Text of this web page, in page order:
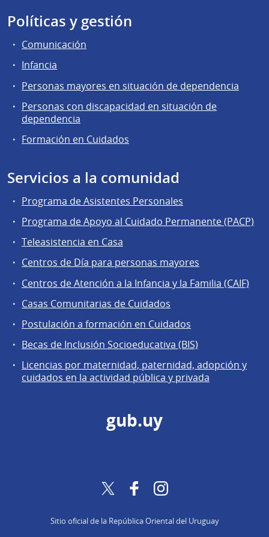
Políticas y gestión
Comunicación
Infancia
Personas mayores en situación de dependencia
Personas con discapacidad en situación de
dependencia
Formación en Cuidados
Servicios a la comunidad
Programa de Asistentes Personales
Programa de Apoyo al Cuidado Permanente (PACP)
Teleasistencia en Casa
Centros de Día para personas mayores
Centros de Atención a la Infancia y la Familia (CAIF)
Casas Comunitarias de Cuidados
Postulación a formación en Cuidados
Becas de Inclusión Socioeducativa (BIS)
Licencias por maternidad, paternidad, adopción y
cuidados en la actividad pública y privada
gub.uy
Twitter FacebookInstagram
Sitio oficial de la República Oriental del Uruguay